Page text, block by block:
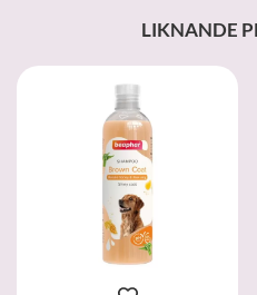
LIKNANDE